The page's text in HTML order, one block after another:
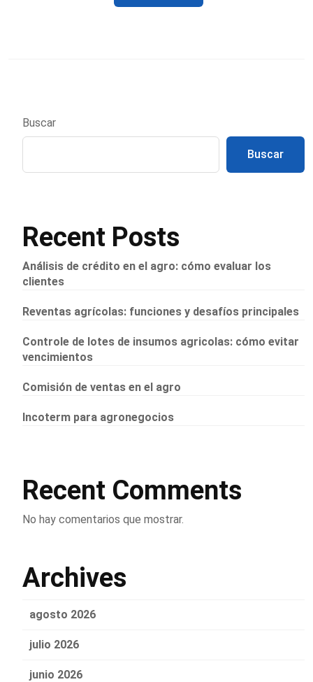
Buscar
Buscar
Recent Posts
Análisis de crédito en el agro: cómo evaluar los
clientes
Reventas agrícolas: funciones y desafíos principales
Controle de lotes de insumos agricolas: cómo evitar
vencimientos
Comisión de ventas en el agro
Incoterm para agronegocios
Recent Comments
No hay comentarios que mostrar.
Archives
agosto 2026
julio 2026
junio 2026